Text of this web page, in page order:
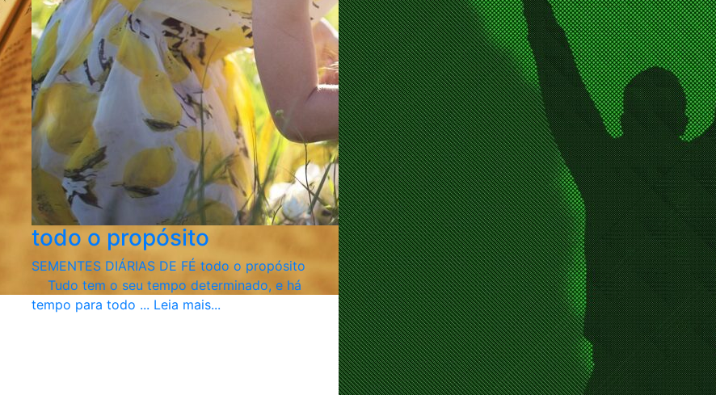
todo o propósito
SEMENTES DIÁRIAS DE FÉ todo o propósito
Tudo tem o seu tempo determinado, e há
tempo para todo ... Leia mais...